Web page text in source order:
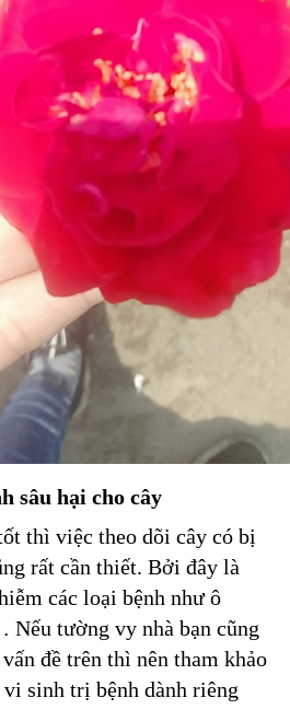
sâu hại cho cây
thì việc theo dõi cây có bị
rất cần thiết. Bởi đây là
các loại bệnh như ô
Nếu tường vy nhà bạn cũng
đề trên thì nên tham khảo
sinh trị bệnh dành riêng